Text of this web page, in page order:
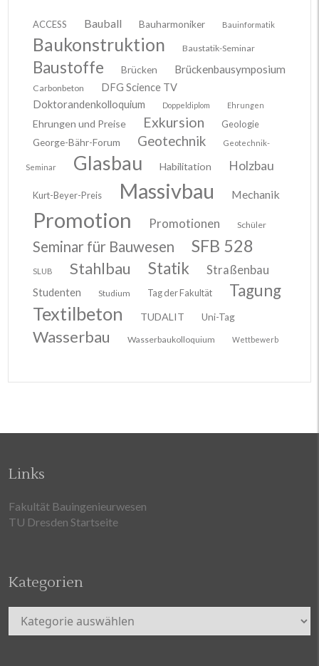
ACCESS Bauball Bauharmoniker Bauinformatik
Baukonstruktion Baustatik-Seminar
Baustoffe Brücken Brückenbausymposium
Carbonbeton
DFG Science TV
Doktorandenkolloquium
Doppeldiplom Ehrungen
Ehrungen und Preise Exkursion
Geologie
George-Bähr-Forum
Geotechnik Geotechnik-
Seminar Glasbau Habilitation Holzbau
Kurt-Beyer-Preis Massivbau Mechanik
Promotion Promotionen Schüler
Seminar für Bauwesen SFB 528
SLUB Stahlbau Statik Straßenbau
Studenten Studium Tag der Fakultät Tagung
Textilbeton TUDALIT Uni-Tag
Wasserbau Wasserbaukolloquium Wettbewerb
Links
Fakultät Bauingenieurwesen
TU Dresden Startseite
Kategorien
Kategorien